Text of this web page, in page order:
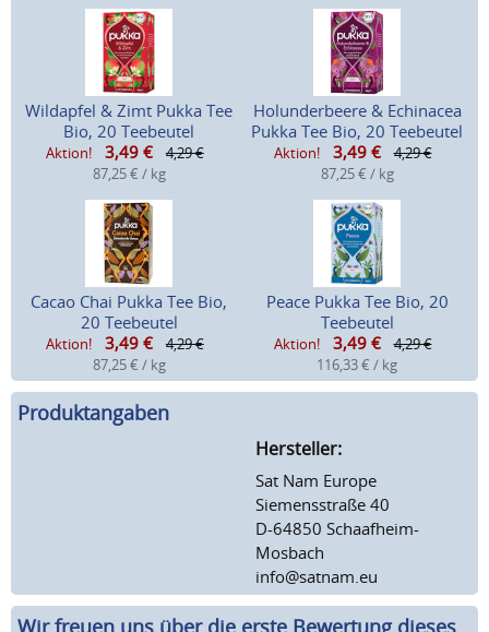
Wildapfel & Zimt Pukka Tee
Bio, 20 Teebeutel
Aktion! 3,49 €
4,29 €
87,25 € / kg
Holunderbeere & Echinacea
Pukka Tee Bio, 20 Teebeutel
Aktion! 3,49 €
4,29 €
87,25 € / kg
Cacao Chai Pukka Tee Bio,
20 Teebeutel
Aktion! 3,49 €
4,29 €
87,25 € / kg
Peace Pukka Tee Bio, 20
Teebeutel
Aktion! 3,49 €
4,29 €
116,33 € / kg
Produktangaben
Hersteller:
Sat Nam Europe
Siemensstraße 40
D-64850 Schaafheim-
Mosbach
info@satnam.eu
Wir freuen uns über die erste Bewertung dieses